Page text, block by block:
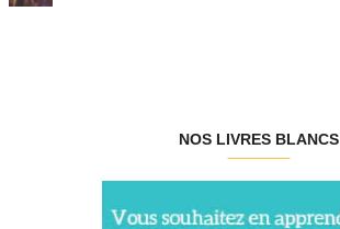
NOS LIVRES BLANCS